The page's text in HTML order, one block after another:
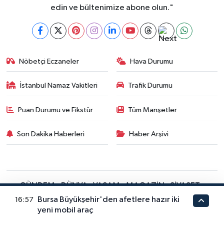
edin ve bültenimize abone olun."
Nöbetçi Eczaneler Hava Durumu
İstanbul Namaz Vakitleri Trafik Durumu
Puan Durumu ve Fikstür Tüm Manşetler
Son Dakika Haberleri Haber Arşivi
GÜNDEM DÜNYA YAŞAM MAGAZİN
SİYASET
EĞİTİM
TEKNOLOJİ EKONOMİ SPOR
KÜLTÜR SANAT
FRAGMANLAR
16:57
Bursa Büyükşehir'den afetlere hazır iki
yeni mobil araç